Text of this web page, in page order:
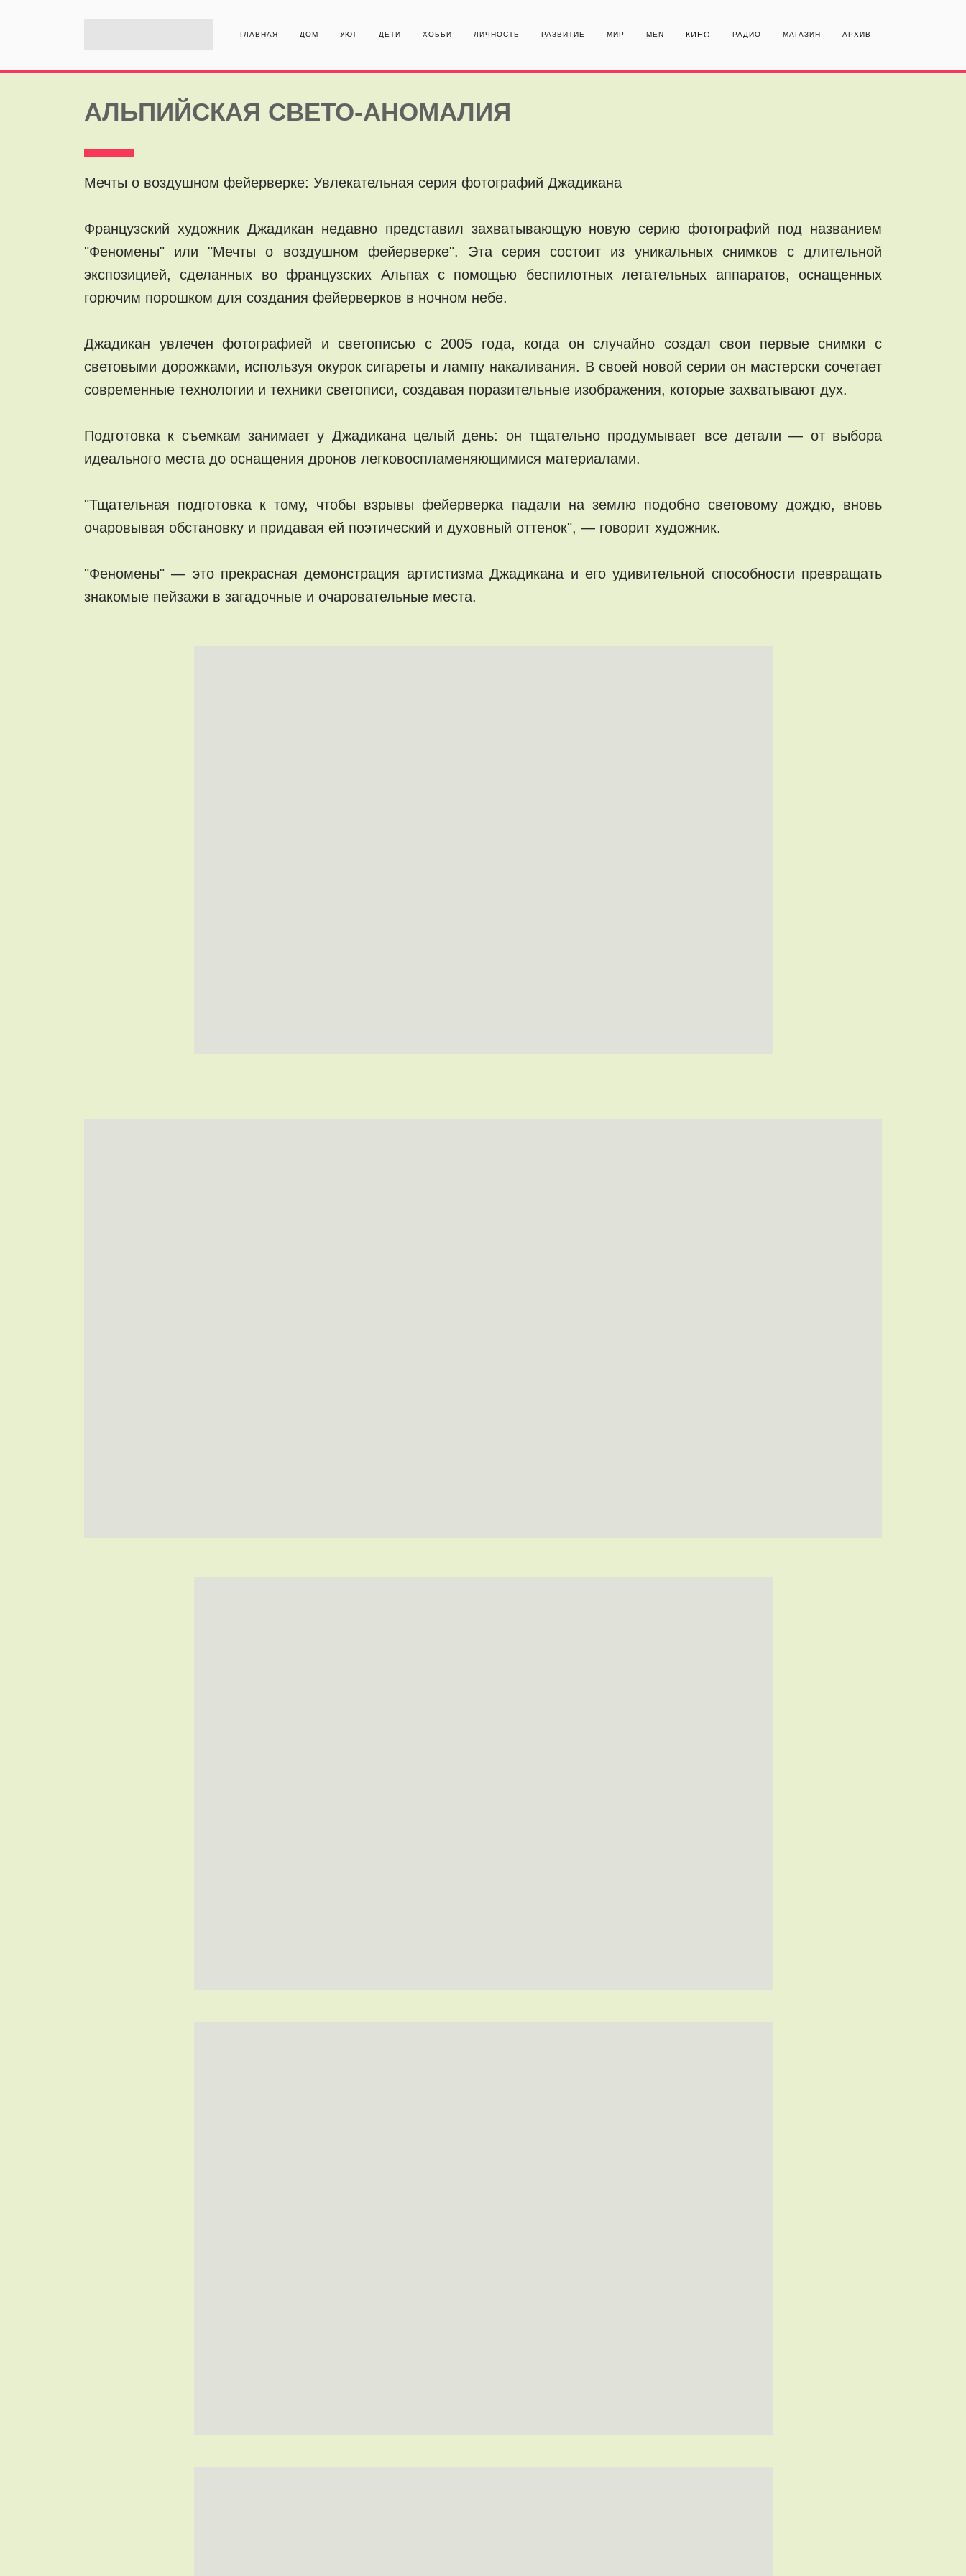
ГЛАВНАЯ ДОМ УЮТ ДЕТИ ХОББИ ЛИЧНОСТЬ РАЗВИТИЕ МИР MEN КИНО РАДИО МАГАЗИН АРХИВ
АЛЬПИЙСКАЯ СВЕТО-АНОМАЛИЯ
Мечты о воздушном фейерверке: Увлекательная серия фотографий Джадикана
Французский художник Джадикан недавно представил захватывающую новую серию фотографий под названием
"Феномены" или "Мечты о воздушном фейерверке". Эта серия состоит из уникальных снимков с длительной
экспозицией, сделанных во французских Альпах с помощью беспилотных летательных аппаратов, оснащенных
горючим порошком для создания фейерверков в ночном небе.
Джадикан увлечен фотографией и светописью с 2005 года, когда он случайно создал свои первые снимки с
световыми дорожками, используя окурок сигареты и лампу накаливания. В своей новой серии он мастерски сочетает
современные технологии и техники светописи, создавая поразительные изображения, которые захватывают дух.
Подготовка к съемкам занимает у Джадикана целый день: он тщательно продумывает все детали — от выбора
идеального места до оснащения дронов легковоспламеняющимися материалами.
"Тщательная подготовка к тому, чтобы взрывы фейерверка падали на землю подобно световому дождю, вновь
очаровывая обстановку и придавая ей поэтический и духовный оттенок", — говорит художник.
"Феномены" — это прекрасная демонстрация артистизма Джадикана и его удивительной способности превращать
знакомые пейзажи в загадочные и очаровательные места.